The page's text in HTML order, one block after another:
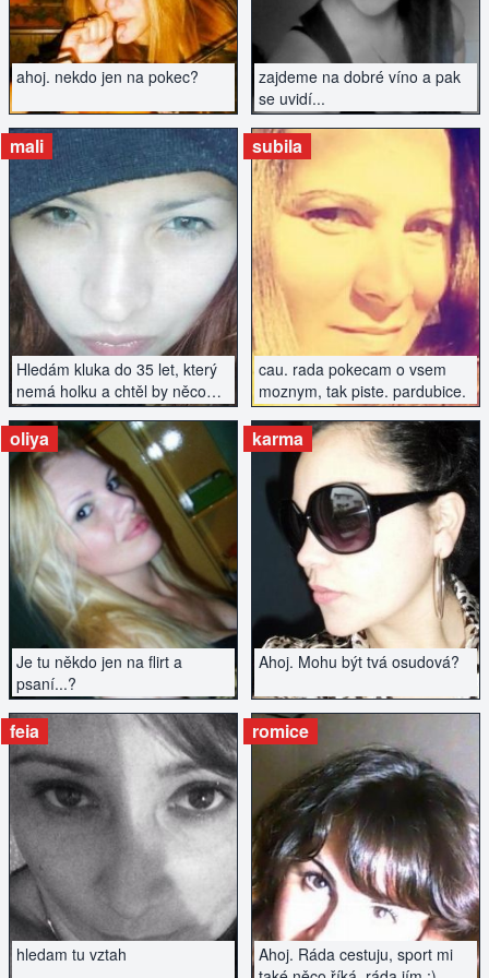
ahoj. nekdo jen na pokec?
zajdeme na dobré víno a pak
se uvidí...
Hledám kluka do 35 let, který
nemá holku a chtěl by něco
podniknout....
mali
ZOBRAZIT INZERÁT
cau. rada pokecam o vsem
moznym, tak piste. pardubice.
subila
ZOBRAZIT INZERÁT
Je tu někdo jen na flirt a
psaní...?
oliya
ZOBRAZIT INZERÁT
Ahoj. Mohu být tvá osudová?
karma
ZOBRAZIT INZERÁT
hledam tu vztah
feia
ZOBRAZIT INZERÁT
Ahoj. Ráda cestuju, sport mi
romice
ZOBRAZIT INZERÁT